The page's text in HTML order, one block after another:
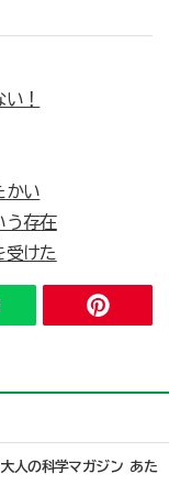
！
かい
う存在
けた
人の科学マガジン あた